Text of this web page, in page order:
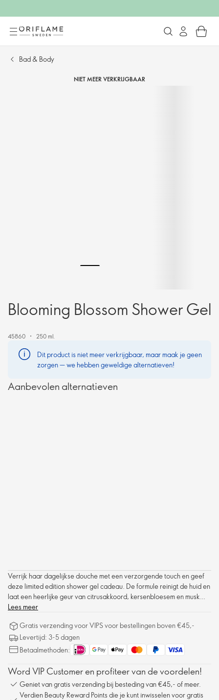
Bad & Body
NIET MEER VERKRIJGBAAR
Blooming Blossom Shower Gel
45860 250 ml.
Dit product is niet meer verkrijgbaar, maar maak je geen
zorgen — we hebben geweldige alternatieven!
Aanbevolen alternatieven
Verrijk haar dagelijkse douche met een verzorgende touch en geef
deze limited edition shower gel cadeau. De formule reinigt de huid en
laat een heerlijke geur van citrusakkoord, kersenbloesem en musk
achter op de huid. Flacon heeft een elegant, vrouwelijk ontwerp en
Lees meer
Gratis verzending voor VIPS voor bestellingen boven €45,-
Levertijd: 3-5 dagen
Betaalmethoden:
Word VIP Customer en profiteer van de voordelen!
Geniet van gratis verzending bij besteding van €45,- of meer.
Verdien Beauty Reward Points die je kunt inwisselen voor gratis